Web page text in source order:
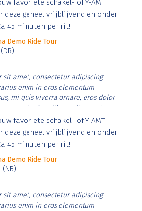
sem vitae risus tristique posuere.
favoriete schakel- of Y-AMT
deze geheel vrijblijvend en onder
45 minuten per rit!
Demo Ride Tour
sit amet, consectetur adipiscing
enim in eros elementum
mi quis viverra ornare, eros dolor
diam libero vitae erat.
et justo cursus id rutrum lorem
sem vitae risus tristique posuere.
favoriete schakel- of Y-AMT
deze geheel vrijblijvend en onder
45 minuten per rit!
Demo Ride Tour
(NB)
sit amet, consectetur adipiscing
enim in eros elementum